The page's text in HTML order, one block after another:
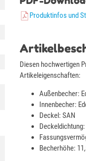
Produktinfos und
Diesen hochwertigen
Artikeleigenschaften:
Außenbecher:
Innenbecher:
Deckel: SAN
Becherhöhe: